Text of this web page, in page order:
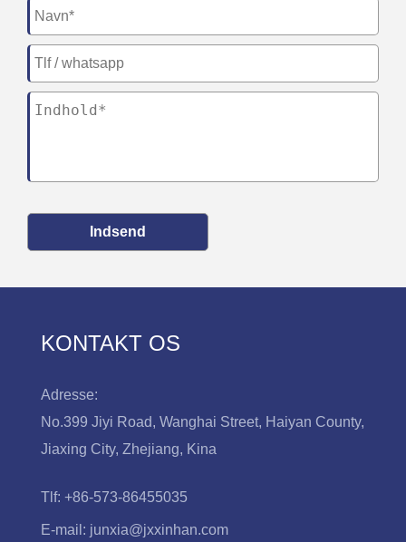
Indsend
KONTAKT OS
Adresse:
No.399 Jiyi Road, Wanghai Street, Haiyan County,
Jiaxing City, Zhejiang, Kina
Tlf: +86-573-86455035
E-mail: junxia@jxxinhan.com